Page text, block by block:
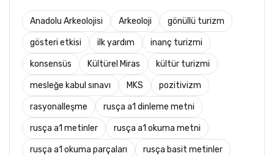
Anadolu Arkeolojisi Arkeoloji gönüllü turizm
gösteri etkisi ilk yardım inanç turizmi
konsensüs Kültürel Miras kültür turizmi
mesleğe kabul sınavı MKS pozitivizm
rasyonalleşme rusça a1 dinleme metni
rusça a1 metinler rusça a1 okuma metni
rusça a1 okuma parçaları rusça basit metinler